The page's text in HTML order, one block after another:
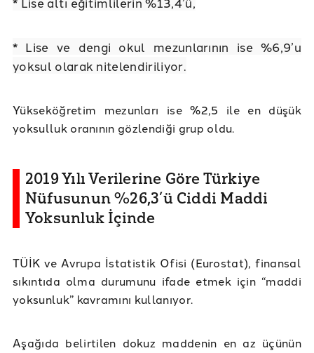
* Lise ve dengi okul mezunlarının ise %6,9’u
yoksul olarak nitelendiriliyor.
Yükseköğretim mezunları ise %2,5 ile en düşük
yoksulluk oranının gözlendiği grup oldu.
2019 Yılı Verilerine Göre Türkiye
Nüfusunun %26,3’ü Ciddi Maddi
Yoksunluk İçinde
TÜİK ve Avrupa İstatistik Ofisi (Eurostat), finansal
sıkıntıda olma durumunu ifade etmek için “maddi
yoksunluk” kavramını kullanıyor.
Aşağıda belirtilen dokuz maddenin en az üçünün